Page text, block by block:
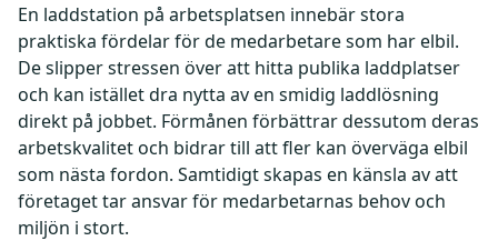
En laddstation på arbetsplatsen innebär stora
praktiska fördelar för de medarbetare som har elbil.
De slipper stressen över att hitta publika laddplatser
och kan istället dra nytta av en smidig laddlösning
direkt på jobbet. Förmånen förbättrar dessutom deras
arbetskvalitet och bidrar till att fler kan överväga elbil
som nästa fordon. Samtidigt skapas en känsla av att
företaget tar ansvar för medarbetarnas behov och
miljön i stort.